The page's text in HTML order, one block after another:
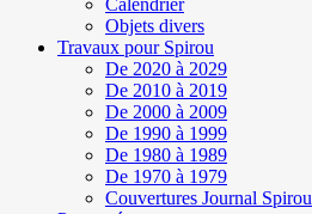
Objets divers
Travaux pour Spirou
De 2020 à 2029
De 2010 à 2019
De 2000 à 2009
De 1990 à 1999
De 1980 à 1989
De 1970 à 1979
Couvertures Journal Spirou